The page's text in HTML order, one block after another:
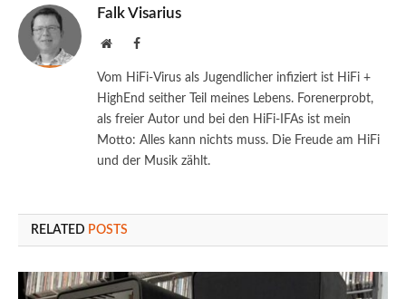
Falk Visarius
WebsiteFacebook
Vom HiFi-Virus als Jugendlicher infiziert ist HiFi +
HighEnd seither Teil meines Lebens. Forenerprobt,
als freier Autor und bei den HiFi-IFAs ist mein
Motto: Alles kann nichts muss. Die Freude am HiFi
und der Musik zählt.
RELATED POSTS